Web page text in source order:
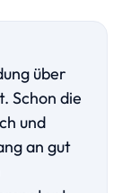
über
Schon die
und
an gut